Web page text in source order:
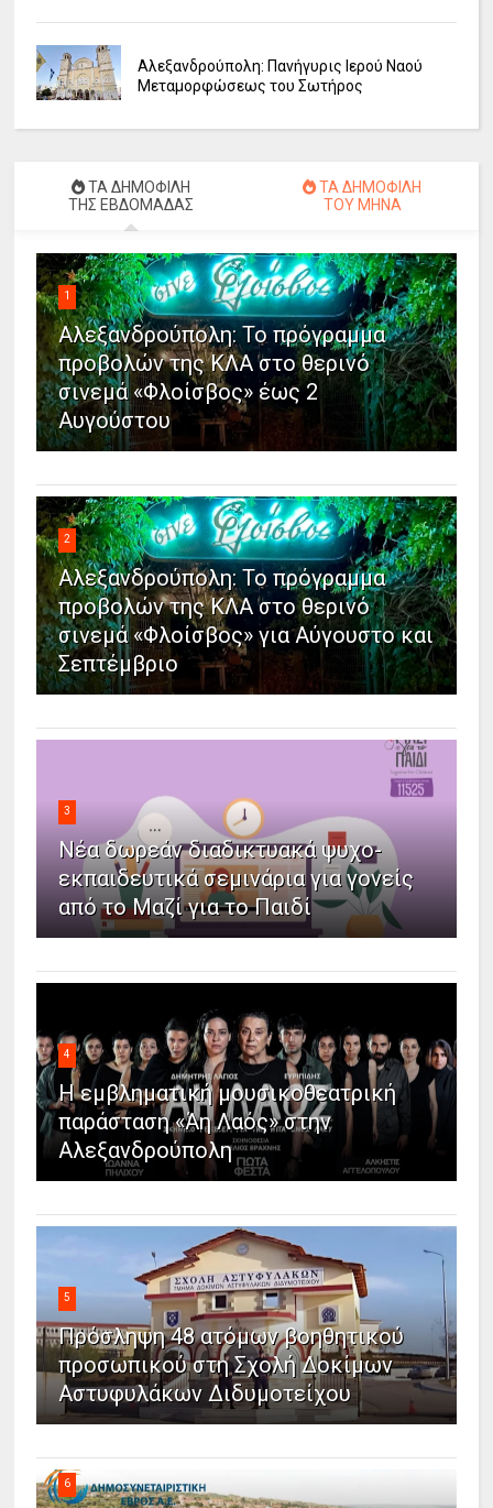
Αλεξανδρούπολη: Πανήγυρις Ιερού Ναού
Μεταμορφώσεως του Σωτήρος
ΤΑ ΔΗΜΟΦΙΛΗ
ΤΗΣ ΕΒΔΟΜΑΔΑΣ
ΤΑ ΔΗΜΟΦΙΛΗ
ΤΟΥ ΜΗΝΑ
1
Αλεξανδρούπολη: Το πρόγραμμα
προβολών της ΚΛΑ στο θερινό
σινεμά «Φλοίσβος» έως 2
Αυγούστου
2
Αλεξανδρούπολη: Το πρόγραμμα
προβολών της ΚΛΑ στο θερινό
σινεμά «Φλοίσβος» για Αύγουστο και
Σεπτέμβριο
3
Νέα δωρεάν διαδικτυακά ψυχο-
εκπαιδευτικά σεμινάρια για γονείς
από το Μαζί για το Παιδί
4
Η εμβληματική μουσικοθεατρική
παράσταση «Άη Λαός» στην
Αλεξανδρούπολη
5
Πρόσληψη 48 ατόμων βοηθητικού
προσωπικού στη Σχολή Δοκίμων
Αστυφυλάκων Διδυμοτείχου
6